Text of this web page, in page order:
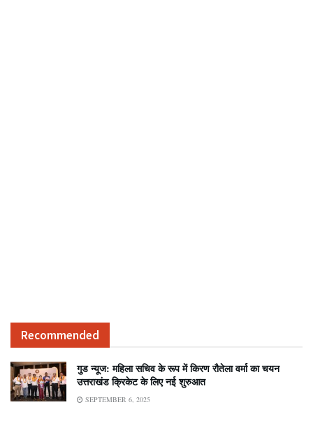
Recommended
गुड न्यूज: महिला सचिव के रूप में किरण रौतेला वर्मा का चयन
उत्तराखंड क्रिकेट के लिए नई शुरुआत
SEPTEMBER 6, 2025